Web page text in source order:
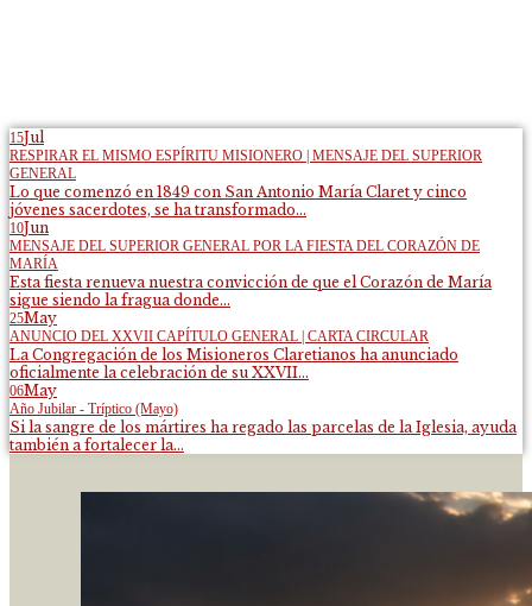
15Jul
RESPIRAR EL MISMO ESPÍRITU MISIONERO | MENSAJE DEL SUPERIOR
GENERAL
Lo que comenzó en 1849 con San Antonio María Claret y cinco
jóvenes sacerdotes, se ha transformado...
10Jun
MENSAJE DEL SUPERIOR GENERAL POR LA FIESTA DEL CORAZÓN DE
MARÍA
Esta fiesta renueva nuestra convicción de que el Corazón de María
sigue siendo la fragua donde...
25May
ANUNCIO DEL XXVII CAPÍTULO GENERAL | CARTA CIRCULAR
La Congregación de los Misioneros Claretianos ha anunciado
oficialmente la celebración de su XXVII...
06May
Año Jubilar - Tríptico (Mayo)
Si la sangre de los mártires ha regado las parcelas de la Iglesia, ayuda
también a fortalecer la...